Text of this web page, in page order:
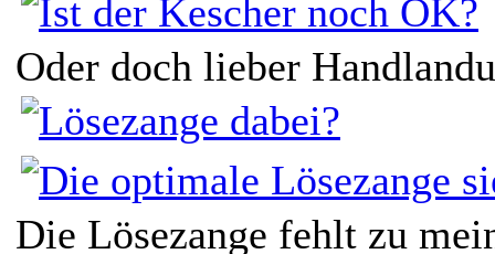
Oder doch lieber
Die Lösezange fehlt zu